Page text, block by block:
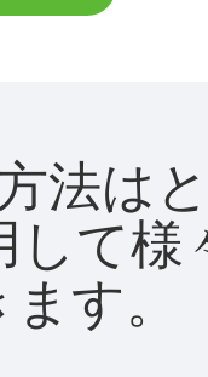
法は
て様
す。